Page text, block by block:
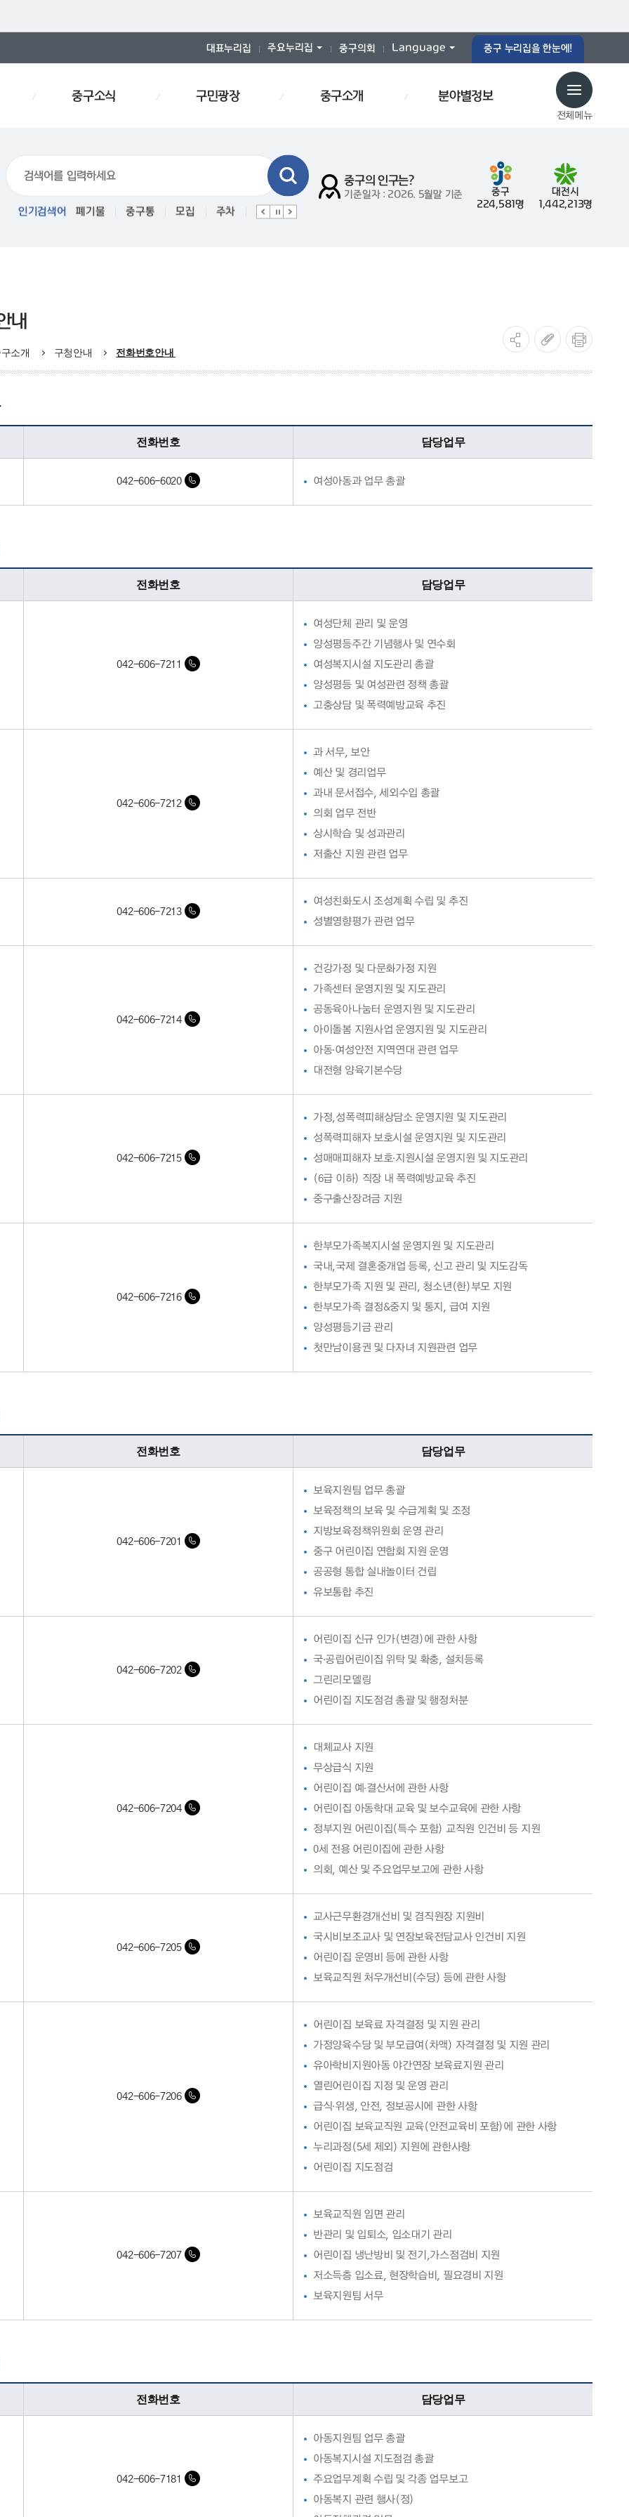
대표누리집 주요누리집 중구의회 Language 중구 누리집을 한눈에!
전체메뉴
중구소식 구민광장 중구소개 분야별정보
중구의 인구는?
기준일자 : 2026. 5월말 기준
중구
224,581명
대전시
1,442,213명
인기검색어
폐기물 중구통 모집 주차 인사 경로당 폐기물스티커 폐기물
내
소개 구청안내 전화번호안내
전화번호 담당업무
042-606-6020 여성아동과 업무 총괄
전화번호 담당업무
042-606-7211
여성단체 관리 및 운영
양성평등주간 기념행사 및 연수회
여성복지시설 지도관리 총괄
양성평등 및 여성관련 정책 총괄
고충상담 및 폭력예방교육 추진
042-606-7212
과 서무, 보안
예산 및 경리업무
과내 문서접수, 세외수입 총괄
의회 업무 전반
상시학습 및 성과관리
저출산 지원 관련 업무
042-606-7213
여성친화도시 조성계획 수립 및 추진
성별영향평가 관련 업무
042-606-7214
건강가정 및 다문화가정 지원
가족센터 운영지원 및 지도관리
공동육아나눔터 운영지원 및 지도관리
아이돌봄 지원사업 운영지원 및 지도관리
아동·여성안전 지역연대 관련 업무
대전형 양육기본수당
042-606-7215
가정,성폭력피해상담소 운영지원 및 지도관리
성폭력피해자 보호시설 운영지원 및 지도관리
성매매피해자 보호·지원시설 운영지원 및 지도관리
(6급 이하) 직장 내 폭력예방교육 추진
중구출산장려금 지원
042-606-7216
한부모가족복지시설 운영지원 및 지도관리
국내,국제 결혼중개업 등록, 신고 관리 및 지도감독
한부모가족 지원 및 관리, 청소년(한)부모 지원
한부모가족 결정&중지 및 통지, 급여 지원
양성평등기금 관리
첫만남이용권 및 다자녀 지원관련 업무
전화번호 담당업무
042-606-7201
보육지원팀 업무 총괄
보육정책의 보육 및 수급계획 및 조정
지방보육정책위원회 운영 관리
중구 어린이집 연합회 지원 운영
공공형 통합 실내놀이터 건립
유보통합 추진
042-606-7202
어린이집 신규 인가(변경)에 관한 사항
국·공립어린이집 위탁 및 확충, 설치등록
그린리모델링
어린이집 지도점검 총괄 및 행정처분
042-606-7204
대체교사 지원
무상급식 지원
어린이집 예·결산서에 관한 사항
어린이집 아동학대 교육 및 보수교육에 관한 사항
정부지원 어린이집(특수 포함) 교직원 인건비 등 지원
0세 전용 어린이집에 관한 사항
의회, 예산 및 주요업무보고에 관한 사항
042-606-7205
교사근무환경개선비 및 겸직원장 지원비
국시비보조교사 및 연장보육전담교사 인건비 지원
어린이집 운영비 등에 관한 사항
보육교직원 처우개선비(수당) 등에 관한 사항
042-606-7206
어린이집 보육료 자격결정 및 지원 관리
가정양육수당 및 부모급여(차액) 자격결정 및 지원 관리
유아학비지원아동 야간연장 보육료지원 관리
열린어린이집 지정 및 운영 관리
급식·위생, 안전, 정보공시에 관한 사항
어린이집 보육교직원 교육(안전교육비 포함)에 관한 사항
누리과정(5세 제외) 지원에 관한사항
어린이집 지도점검
042-606-7207
보육교직원 임면 관리
반관리 및 입퇴소, 입소대기 관리
어린이집 냉난방비 및 전기,가스점검비 지원
저소득층 입소료, 현장학습비, 필요경비 지원
보육지원팀 서무
전화번호 담당업무
042-606-7181
아동지원팀 업무 총괄
아동복지시설 지도점검 총괄
주요업무계획 수립 및 각종 업무보고
아동복지 관련 행사(정)